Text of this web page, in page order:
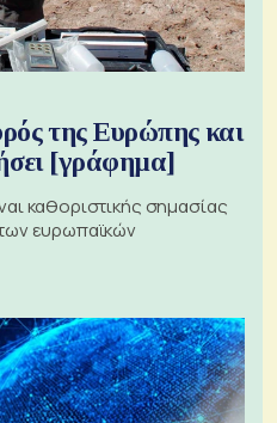
της Ευρώπης και
[γράφημα]
καθοριστικής σημασίας
ευρωπαϊκών